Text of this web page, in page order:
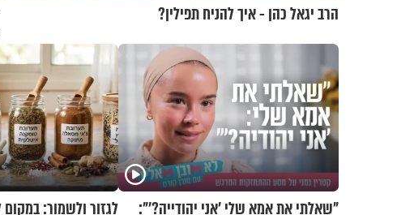
הרב יגאל כהן - איך להניח תפילין?
"שאלתי את אמא שלי 'אני יהודייה?'":